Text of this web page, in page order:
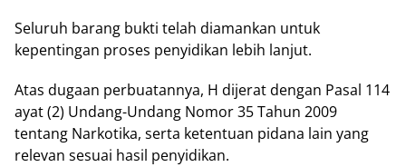
Seluruh barang bukti telah diamankan untuk
kepentingan proses penyidikan lebih lanjut.
Atas dugaan perbuatannya, H dijerat dengan Pasal 114
ayat (2) Undang-Undang Nomor 35 Tahun 2009
tentang Narkotika, serta ketentuan pidana lain yang
relevan sesuai hasil penyidikan.